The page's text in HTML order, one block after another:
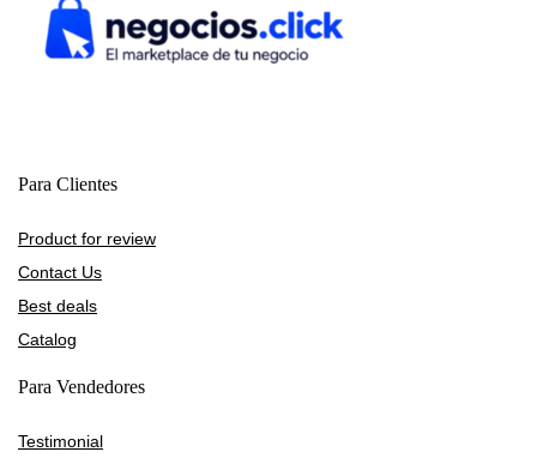
Para Clientes
Product for review
Contact Us
Best deals
Catalog
Para Vendedores
Testimonial